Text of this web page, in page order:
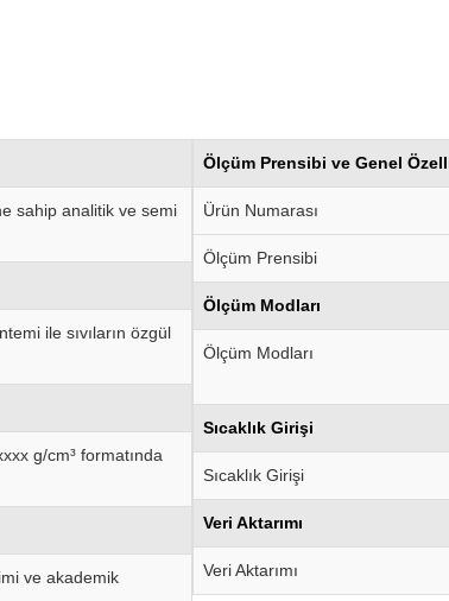
sahip analitik ve semi
ile sıvıların özgül
g/cm³ formatında
ve akademik
Ölçüm Prensibi ve Genel
Ürün Numarası
Ölçüm Prensibi
Ölçüm Modları
Ölçüm Modları
Sıcaklık Girişi
Sıcaklık Girişi
Veri Aktarımı
Veri Aktarımı